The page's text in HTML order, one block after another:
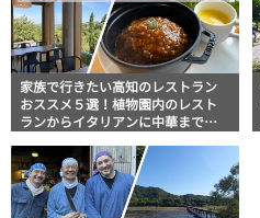
家族で行きたい高知のレストラン
おススメ５選！植物園内のレスト
ランからイタリアンに中華まで楽